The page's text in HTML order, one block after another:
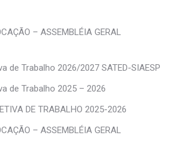
– ASSEMBLÉIA GERAL
de Trabalho 2026/2027 SATED-SIAESP
de Trabalho 2025 – 2026
DE TRABALHO 2025-2026
– ASSEMBLÉIA GERAL